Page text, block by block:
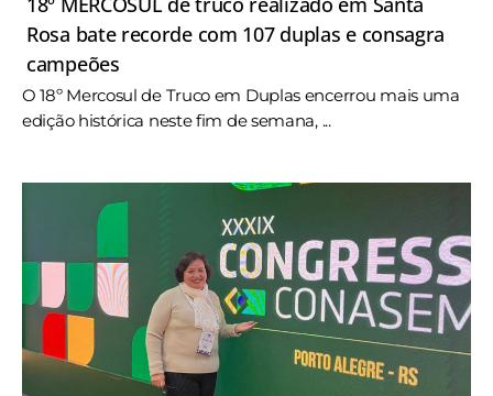
Rosa bate recorde com 107 duplas e consagra
campeões
O 18º Mercosul de Truco em Duplas encerrou mais uma
edição histórica neste fim de semana, ...